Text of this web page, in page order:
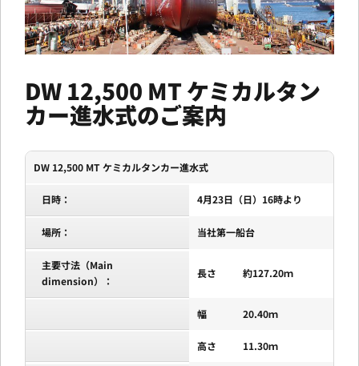
DW 12,500 MT ケミカルタン
カー進水式のご案内
DW 12,500 MT ケミカルタンカー進水式
日時： 4月23日（日）16時より
場所： 当社第一船台
主要寸法（Main
dimension）：
長さ 約127.20ｍ
幅 20.40ｍ
高さ 11.30ｍ